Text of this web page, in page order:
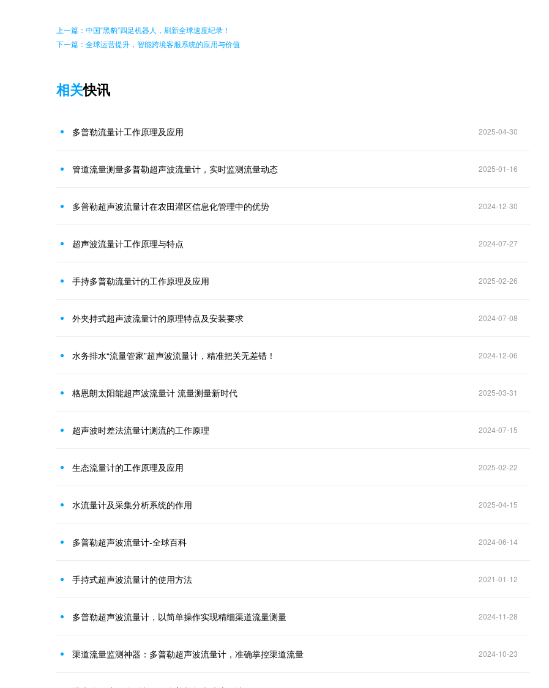
上一篇：中国“黑豹”四足机器人，刷新全球速度纪录！
下一篇：全球运营提升，智能跨境客服系统的应用与价值
相关快讯
多普勒流量计工作原理及应用 2025-04-30
管道流量测量多普勒超声波流量计，实时监测流量动态 2025-01-16
多普勒超声波流量计在农田灌区信息化管理中的优势 2024-12-30
超声波流量计工作原理与特点 2024-07-27
手持多普勒流量计的工作原理及应用 2025-02-26
外夹持式超声波流量计的原理特点及安装要求 2024-07-08
水务排水“流量管家”超声波流量计，精准把关无差错！ 2024-12-06
格恩朗太阳能超声波流量计 流量测量新时代 2025-03-31
超声波时差法流量计测流的工作原理 2024-07-15
生态流量计的工作原理及应用 2025-02-22
水流量计及采集分析系统的作用 2025-04-15
多普勒超声波流量计-全球百科 2024-06-14
手持式超声波流量计的使用方法 2021-01-12
多普勒超声波流量计，以简单操作实现精细渠道流量测量 2024-11-28
渠道流量监测神器：多普勒超声波流量计，准确掌控渠道流量 2024-10-23